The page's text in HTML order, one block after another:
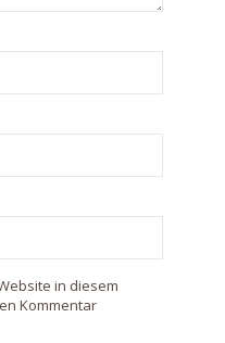
in diesem
Kommentar